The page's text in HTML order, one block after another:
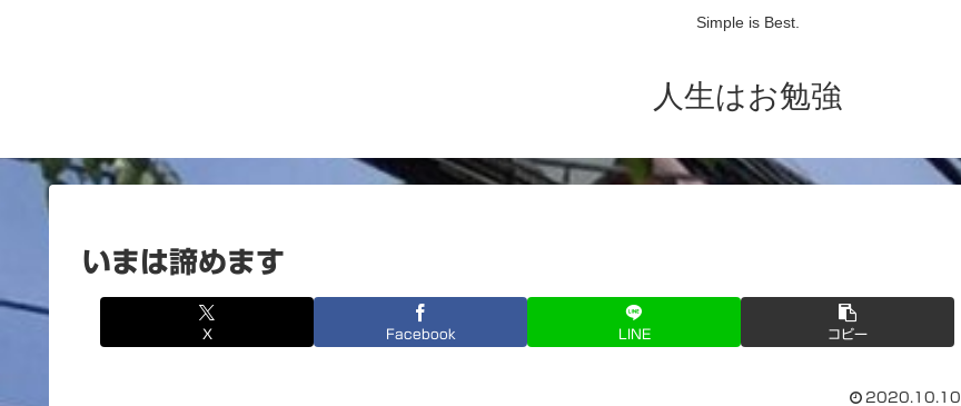
Simple is Best.
人生はお勉強
いまは諦めます
X Facebook LINE コピー
2020.10.10